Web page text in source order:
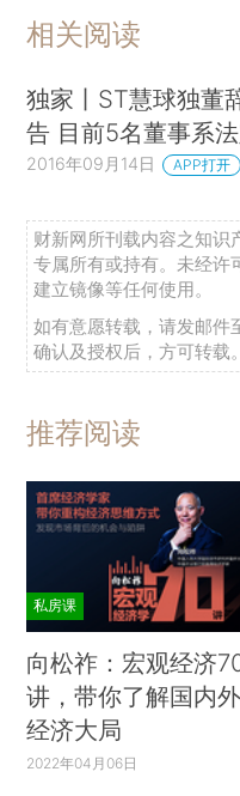
相关阅读
独家丨ST慧球独董
告 目前5名董事系
2016年09月14日 APP打开
财新网所刊载内容之知识
专属所有或持有。未经许
建立镜像等任何使用。
如有意愿转载，请发邮件
确认及授权后，方可转载。
推荐阅读
私房课
向松祚：宏观经济
讲，带你了解国内外
经济大局
2022年04月06日